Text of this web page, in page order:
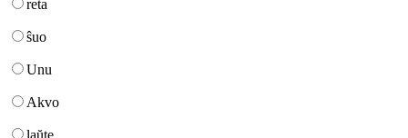
reta
ŝuo
Unu
Akvo
laŭte